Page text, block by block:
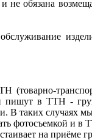
не обязана
пишут в ТТН -
В таких случаях
фотосъемкой и
на